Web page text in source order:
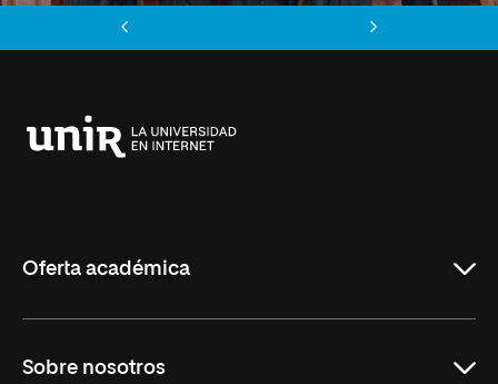
Oferta académica
Másteres Oficiales
Sobre nosotros